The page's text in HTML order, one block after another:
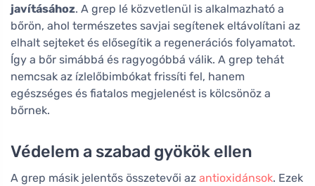
javításához. A grep lé közvetlenül is alkalmazható a
bőrön, ahol természetes savjai segítenek eltávolítani az
elhalt sejteket és elősegítik a regenerációs folyamatot.
Így a bőr simábbá és ragyogóbbá válik. A grep tehát
nemcsak az ízlelőbimbókat frissíti fel, hanem
egészséges és fiatalos megjelenést is kölcsönöz a
bőrnek.
Védelem a szabad gyökök ellen
A grep másik jelentős összetevői az antioxidánsok. Ezek